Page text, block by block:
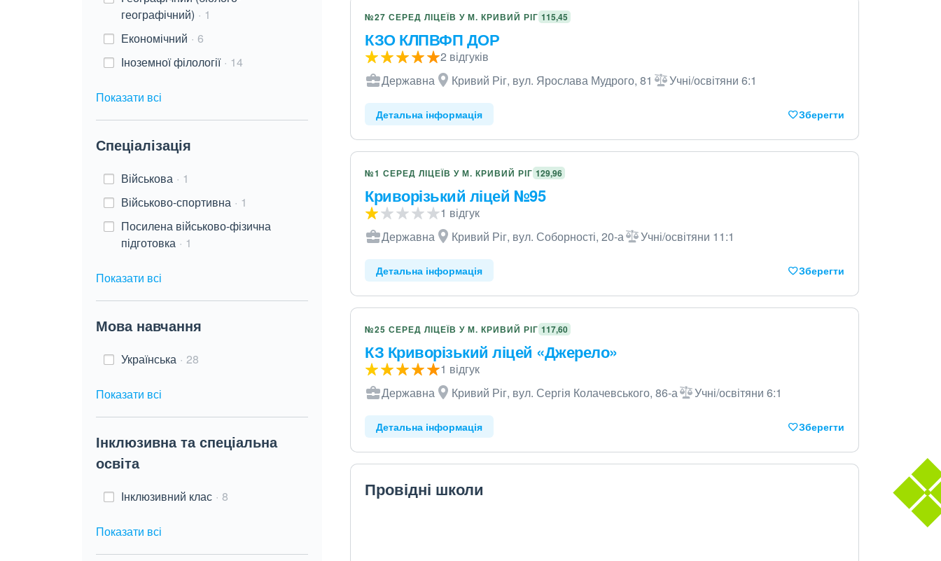
географічний)
1
Економічний
6
Іноземної філології
14
Показати всі
Спеціалізація
Військова
1
Військово-спортивна
1
Посилена військово-фізична
підготовка
1
Показати всі
Мова навчання
Українська 28
Показати всі
Інклюзивна та спеціальна
освіта
Інклюзивний клас 8
Показати всі
№27 СЕРЕД ЛІЦЕЇВ У М. КРИВИЙ РІГ 115,45
КЗО КЛПВФП ДОР
2 відгуків
Державна
Кривий Ріг, вул. Ярослава Мудрого, 81 Учні/освітяни 6:1
Детальна інформація Зберегти
№1 СЕРЕД ЛІЦЕЇВ У М. КРИВИЙ РІГ 129,96
Криворізький ліцей №95
1 відгук
Державна
Кривий Ріг, вул. Соборності, 20-а Учні/освітяни 11:1
Детальна інформація Зберегти
№25 СЕРЕД ЛІЦЕЇВ У М. КРИВИЙ РІГ 117,60
КЗ Криворізький ліцей «Джерело»
1 відгук
Державна
Кривий Ріг, вул. Сергія Колачевського, 86-а Учні/освітяни 6:1
Детальна інформація Зберегти
Провідні школи